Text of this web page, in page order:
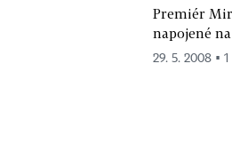
Premiér
napojené
29. 5. 2008 ▪